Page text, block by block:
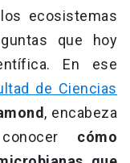
ecosistemas
que hoy
En ese
de Ciencias
, encabeza
cómo